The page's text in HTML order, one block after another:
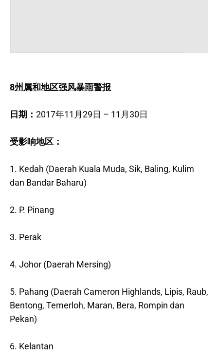
8州属和地区强风暴雨警报
日期： 2017年11月29日 – 11月30日
受影响地区：
1. Kedah (Daerah Kuala Muda, Sik, Baling, Kulim
dan Bandar Baharu)
2. P. Pinang
3. Perak
4. Johor (Daerah Mersing)
5. Pahang (Daerah Cameron Highlands, Lipis, Raub,
Bentong, Temerloh, Maran, Bera, Rompin dan
Pekan)
6. Kelantan